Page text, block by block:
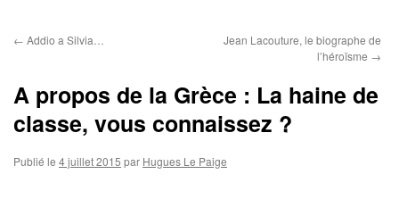
← Addio a Silvia…
Jean Lacouture, le biographe de
l’héroïsme →
A propos de la Grèce : La haine de
classe, vous connaissez ?
Publié le 4 juillet 2015 par Hugues Le Paige